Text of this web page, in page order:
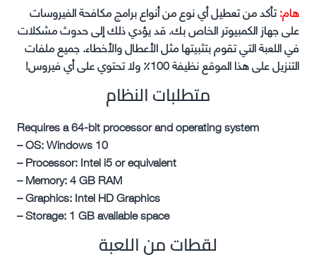
هام:تأكد من تعطيل أي نوع من أنواع برامج مكافحة الفيروسات
على جهاز الكمبيوتر الخاص بك. قد يؤدي ذلك إلى حدوث مشكلات
في اللعبة التي تقوم بتثبيتها مثل الأعطال والأخطاء. جميع ملفات
التنزيل على هذا الموقع نظيفة 100٪ ولا تحتوي على أي فيروس!
متطلبات النظام
Requires a 64-bit processor and operating system
– OS: Windows 10
– Processor: Intel i5 or equivalent
– Memory: 4 GB RAM
– Graphics: Intel HD Graphics
– Storage: 1 GB available space
لقطات من اللعبة